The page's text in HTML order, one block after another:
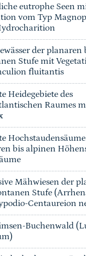
eutrophe Seen
vom Typ
der planaren
Stufe mit
fluitantis
Heidegebiete des
Raumes
bis alpinen
Mähwiesen der
Stufe
Centaureion
Buchenwald